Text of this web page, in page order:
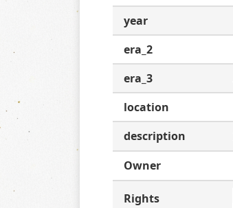
year
era_2
era_3
location
description
Owner
Rights